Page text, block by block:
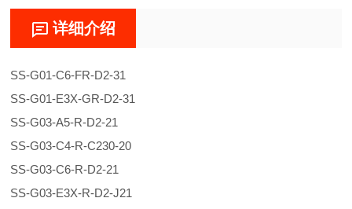
详细介绍
SS-G01-C6-FR-D2-31
SS-G01-E3X-GR-D2-31
SS-G03-A5-R-D2-21
SS-G03-C4-R-C230-20
SS-G03-C6-R-D2-21
SS-G03-E3X-R-D2-J21